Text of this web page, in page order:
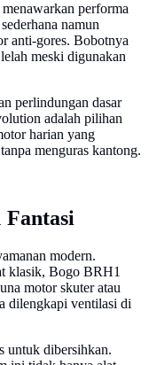
performa
namun
anti-gores. Bobotnya
meski digunakan
perlindungan dasar
adalah pilihan
harian yang
menguras kantong.
Fantasi
modern.
klasik, Bogo BRH1
motor skuter atau
dilengkapi ventilasi di
untuk dibersihkan.